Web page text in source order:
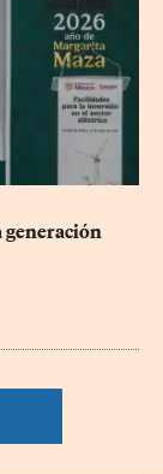
generación